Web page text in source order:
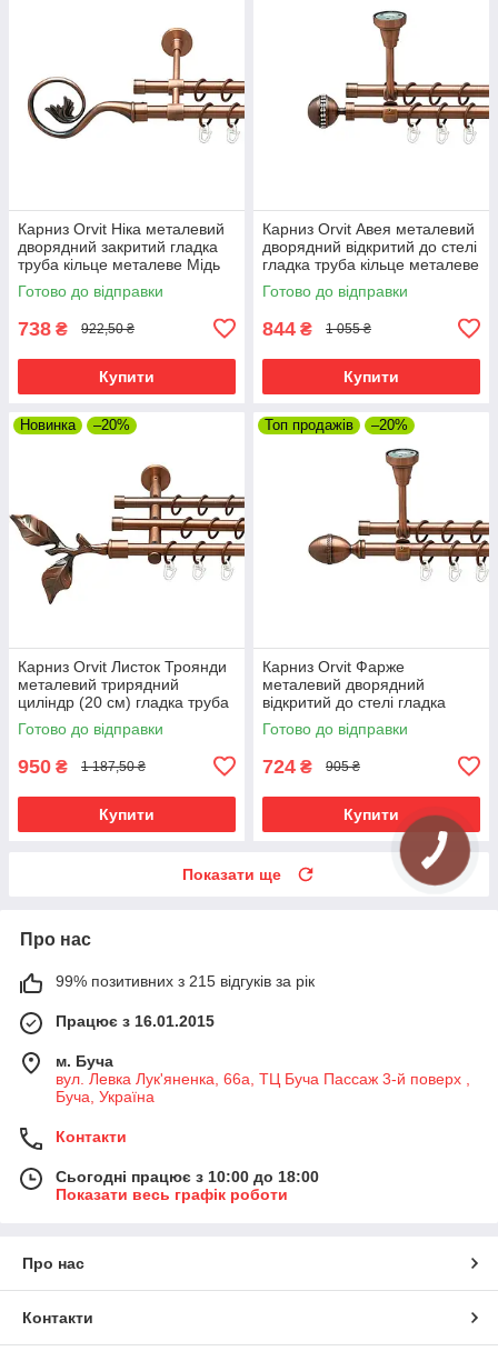
Карниз Orvit Ніка металевий
дворядний закритий гладка
труба кільце металеве Мідь
16\16 мм 120 см (00-
00019915)
Готово до відправки
738 ₴ 922,50 ₴
Купити
Карниз Orvit Авея металевий
дворядний відкритий до стелі
гладка труба кільце металеве
Мідь 16\16 мм 120 см (00-
00020021)
Готово до відправки
844 ₴ 1 055 ₴
Купити
Новинка –20%
Карниз Orvit Листок Троянди
металевий трирядний
циліндр (20 см) гладка труба
кільце металеве Мідь
16\16\16 мм 120 см (00-
Готово до відправки
950 ₴ 1 187,50 ₴
Купити
Топ продажів –20%
Карниз Orvit Фарже
металевий дворядний
відкритий до стелі гладка
труба кільце металеве Мідь
16\16 мм 120 см (00-
Готово до відправки
724 ₴ 905 ₴
Купити
Показати ще
Про нас
99% позитивних з 215 відгуків за рік
Працює з 16.01.2015
м. Буча
вул. Левка Лук'яненка, 66а, ТЦ Буча Пассаж 3-й поверх ,
Буча, Україна
Контакти
Сьогодні працює з 10:00 до 18:00
Показати весь графік роботи
Про нас
Контакти